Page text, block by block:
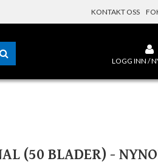
KONTAKT OSS
LOGG INN /
(50 BLADER) -